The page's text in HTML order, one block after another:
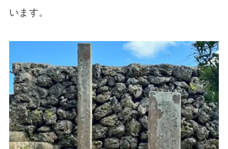
います。